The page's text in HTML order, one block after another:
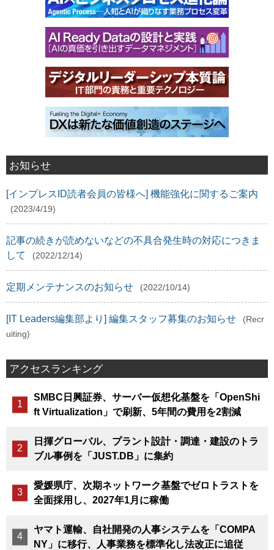
お知らせ
[インプレスID読者会員の皆様へ] 機能強化に関するご案内
(2023/4/19)
記事の続きが読めないなどの不具合発生時の対応につきま
して
(2022/12/14)
定期メンテナンスのお知らせ (2022/10/14)
[IT Leaders編集部より] 編集スタッフ募集のお知らせ
(Recr
uiting)
アクセスランキング
SMBC日興証券、サーバー仮想化基盤を「OpenShi
ft Virtualization」で刷新、5年間の費用を2割減
日揮グローバル、プラント設計・調達・建設のトラ
ブル事例を「JUST.DB」に集約
愛媛県庁、次期ネットワーク基盤でゼロトラストを
全面採用し、2027年1月に稼働
ヤマト運輸、自社開発の人事システムを「COMPA
NY」に移行、人事業務を標準化し法改正に追従